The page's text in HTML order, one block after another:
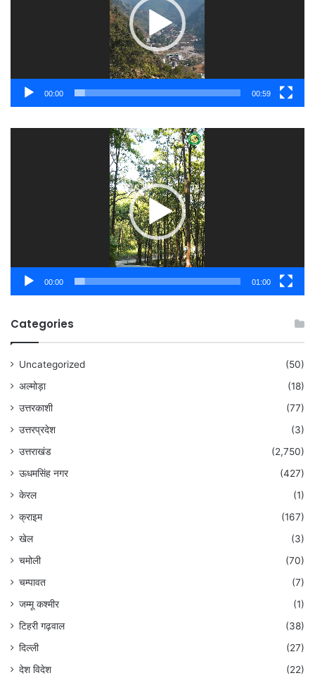
00:00 00:59
00:00 01:00
Categories
Uncategorized
(50)
अल्मोड़ा
(18)
उत्तरकाशी
(77)
उत्तरप्रदेश
(3)
उत्तराखंड
(2,750)
ऊधमसिंह नगर
(427)
केरल
(1)
क्राइम
(167)
खेल
(3)
चमोली
(70)
चम्पावत
(7)
जम्मू कश्मीर
(1)
टिहरी गढ़वाल
(38)
दिल्ली
(27)
देश विदेश
(22)